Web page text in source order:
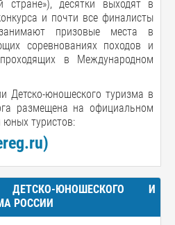
стране»), десятки выходят в
и почти все финалисты
призовые места в
соревнованиях походов и
в Международном
Детско-юношеского туризма в
размещена на официальном
юных туристов:
ЮНОШЕСКОГО И
РОССИИ